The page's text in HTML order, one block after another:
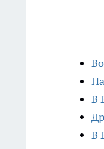
В
В